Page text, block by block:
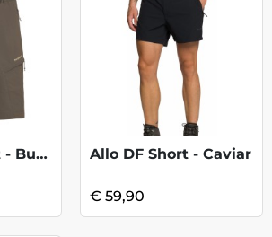
Limut SF Short - Bungee Cord Allo DF Short - Caviar
€ 59,90